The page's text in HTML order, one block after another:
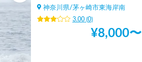
神奈川県/茅ヶ崎市東海岸南
3.00(0)
¥8,000〜